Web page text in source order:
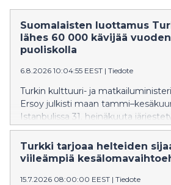
Suomalaisten luottamus
lähes 60 000 kävijää
puoliskolla
6.8.2026 10:04:55 EEST | Tiedote
Turkin kulttuuri- ja
Ersoy julkisti maan
Istanbulissa 31. heinäkuuta
lehdistötilaisuudessa. Lähi-idän
horjuttanut Turkin suosiota
matkakohteena.
Turkki tarjoaa helteiden
viileämpiä
15.7.2026 08:00:00 EEST | Tiedote